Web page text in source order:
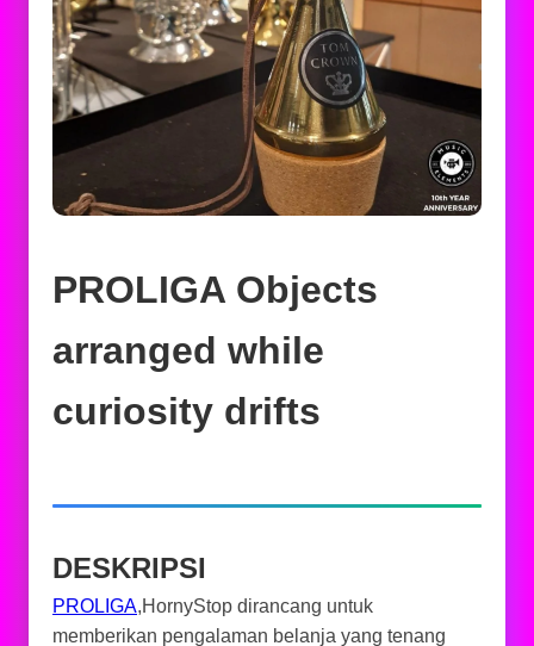
PROLIGA Objects
arranged while
curiosity drifts
DESKRIPSI
PROLIGA,HornyStop dirancang untuk
memberikan pengalaman belanja yang tenang